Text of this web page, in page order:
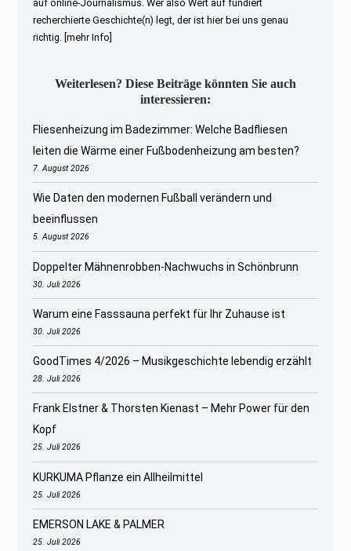
auf online-Journalismus. Wer also Wert auf fundiert
recherchierte Geschichte(n) legt, der ist hier bei uns genau
richtig.
[mehr Info]
Weiterlesen? Diese Beiträge könnten Sie auch
interessieren:
Fliesenheizung im Badezimmer: Welche Badfliesen
leiten die Wärme einer Fußbodenheizung am besten?
7. August 2026
Wie Daten den modernen Fußball verändern und
beeinflussen
5. August 2026
Doppelter Mähnenrobben-Nachwuchs in Schönbrunn
30. Juli 2026
Warum eine Fasssauna perfekt für Ihr Zuhause ist
30. Juli 2026
GoodTimes 4/2026 – Musikgeschichte lebendig erzählt
28. Juli 2026
Frank Elstner & Thorsten Kienast – Mehr Power für den
Kopf
25. Juli 2026
KURKUMA Pflanze ein Allheilmittel
25. Juli 2026
EMERSON LAKE & PALMER
25. Juli 2026